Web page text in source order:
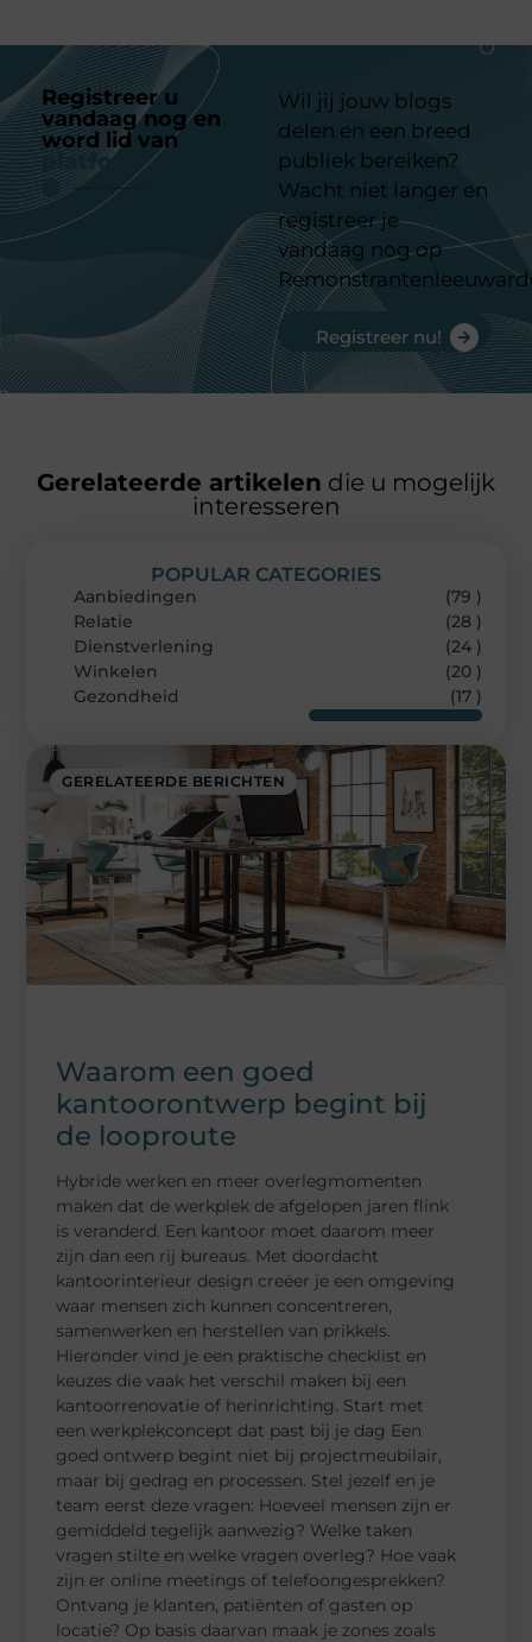
Registreer u
vandaag nog en
word lid van
platform
Wil jij jouw blogs
delen en een breed
publiek bereiken?
Wacht niet langer en
registreer je
vandaag nog op
Registreer nu!
Gerelateerde artikelen die u mogelijk
interesseren
GERELATEERDE BERICHTEN
Waarom een goed
kantoorontwerp begint bij
de looproute
Hybride werken en meer overlegmomenten
maken dat de werkplek de afgelopen jaren flink
is veranderd. Een kantoor moet daarom meer
zijn dan een rij bureaus. Met doordacht
kantoorinterieur design creëer je een omgeving
waar mensen zich kunnen concentreren,
samenwerken en herstellen van prikkels.
Hieronder vind je een praktische checklist en
keuzes die vaak het verschil maken bij een
kantoorrenovatie of herinrichting. Start met
een werkplekconcept dat past bij je dag Een
goed ontwerp begint niet bij projectmeubilair,
maar bij gedrag en processen. Stel jezelf en je
team eerst deze vragen: Hoeveel mensen zijn er
gemiddeld tegelijk aanwezig? Welke taken
vragen stilte en welke vragen overleg? Hoe vaak
zijn er online meetings of telefoongesprekken?
Ontvang je klanten, patiënten of gasten op
locatie? Op basis daarvan maak je zones zoals
POPULAR CATEGORIES
Aanbiedingen
(79 )
Relatie
(28 )
Dienstverlening
(24 )
Winkelen
(20 )
Gezondheid
(17 )